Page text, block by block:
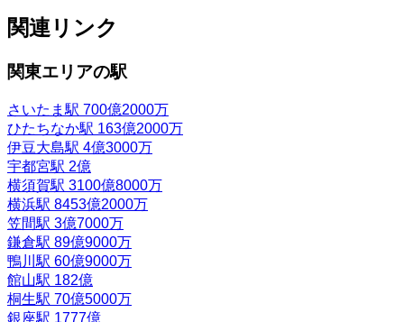
関連リンク
関東エリアの駅
さいたま駅 700億2000万
ひたちなか駅 163億2000万
伊豆大島駅 4億3000万
宇都宮駅 2億
横須賀駅 3100億8000万
横浜駅 8453億2000万
笠間駅 3億7000万
鎌倉駅 89億9000万
鴨川駅 60億9000万
館山駅 182億
桐生駅 70億5000万
銀座駅 1777億